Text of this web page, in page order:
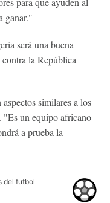
ganar."
será una buena
la República
similares a los
"Es un equipo africano
a prueba la
del futbol